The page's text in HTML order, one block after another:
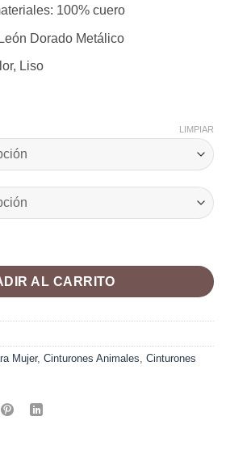
100% cuero
Dorado Metálico
Liso
LIMPIAR
AL CARRITO
Mujer, Cinturones Animales Cinturones